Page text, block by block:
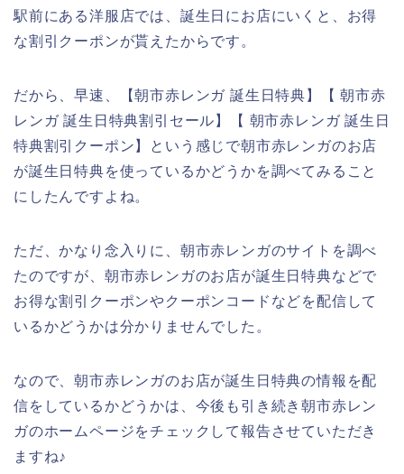
駅前にある洋服店では、誕生日にお店にいくと、お得
な割引クーポンが貰えたからです。
だから、早速、【朝市赤レンガ 誕生日特典】【 朝市赤
レンガ 誕生日特典割引セール】【 朝市赤レンガ 誕生日
特典割引クーポン】という感じで朝市赤レンガのお店
が誕生日特典を使っているかどうかを調べてみること
にしたんですよね。
ただ、かなり念入りに、朝市赤レンガのサイトを調べ
たのですが、朝市赤レンガのお店が誕生日特典などで
お得な割引クーポンやクーポンコードなどを配信して
いるかどうかは分かりませんでした。
なので、朝市赤レンガのお店が誕生日特典の情報を配
信をしているかどうかは、今後も引き続き朝市赤レン
ガのホームページをチェックして報告させていただき
ますね♪